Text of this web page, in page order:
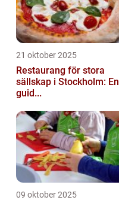
21 oktober 2025
Restaurang för stora
sällskap i Stockholm: En
guid...
09 oktober 2025